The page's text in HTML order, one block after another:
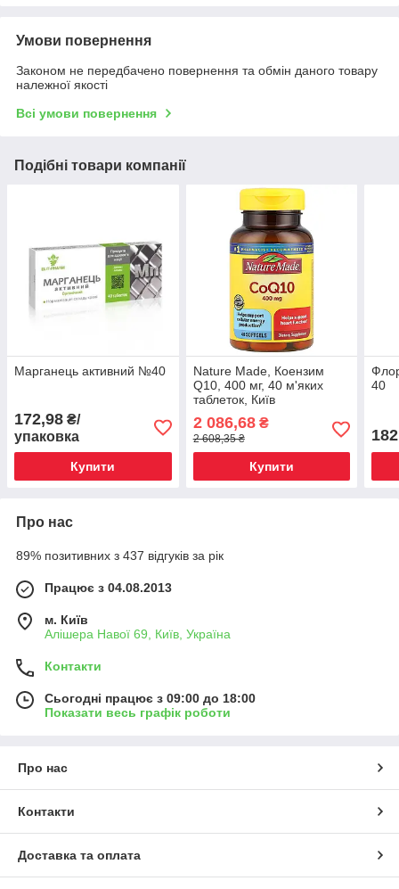
Умови повернення
Законом не передбачено повернення та обмін даного товару
належної якості
Всі умови повернення
Подібні товари компанії
Марганець активний №40
172,98 ₴/
упаковка
Купити
Nature Made, Коензим
Q10, 400 мг, 40 м'яких
таблеток, Київ
2 086,68₴
2 608,35 ₴
Купити
40
182
Про нас
89% позитивних з 437 відгуків за рік
Працює з 04.08.2013
м. Київ
Алішера Навої 69, Київ, Україна
Контакти
Сьогодні працює з 09:00 до 18:00
Показати весь графік роботи
Про нас
Контакти
Доставка та оплата